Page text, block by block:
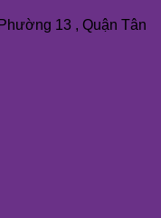
13 , Quận Tân